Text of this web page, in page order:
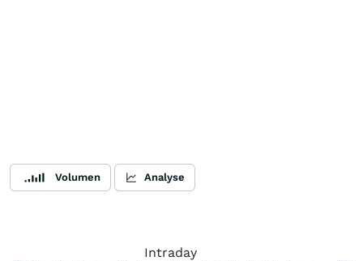
Volumen Analyse
Intraday